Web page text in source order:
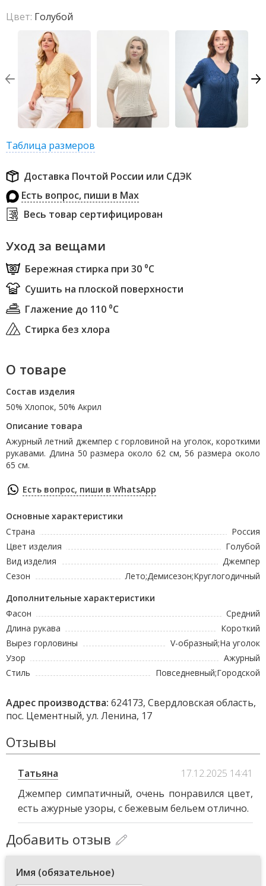
Цвет: Голубой
Таблица размеров
Доставка Почтой России или СДЭК
Есть вопрос, пиши в Max
Весь товар сертифицирован
Уход за вещами
Бережная стирка при 30 ⁰С
Сушить на плоской поверхности
Глажение до 110 ⁰С
Стирка без хлора
О товаре
Основные характеристики
Страна
Россия
Цвет изделия
Голубой
Вид изделия
Джемпер
Сезон
Лето;Демисезон;Круглогодичный
Дополнительные характеристики
Фасон
Средний
Длина рукава
Короткий
Вырез горловины
V-образный;На уголок
Узор
Ажурный
Стиль
Повседневный;Городской
Состав изделия
50% Хлопок, 50% Акрил
Описание товара
Ажурный летний джемпер с горловиной на уголок, короткими
рукавами. Длина 50 размера около 62 см, 56 размера около
65 см.
Есть вопрос, пиши в WhatsApp
Адрес производства: 624173, Свердловская область,
пос. Цементный, ул. Ленина, 17
Отзывы
Татьяна
17.12.2025 14:41
Джемпер симпатичный, очень понравился цвет,
есть ажурные узоры, с бежевым бельем отлично.
Добавить отзыв
Имя (обязательное)